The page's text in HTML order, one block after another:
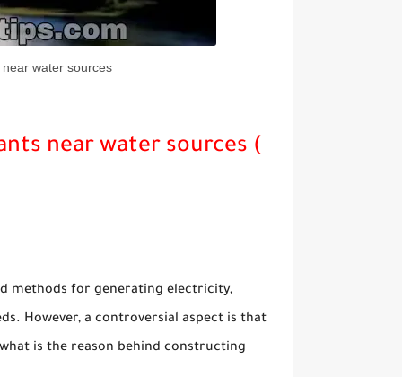
water sources
near water sources (
methods for generating electricity,
However, a controversial aspect is that
is the reason behind constructing